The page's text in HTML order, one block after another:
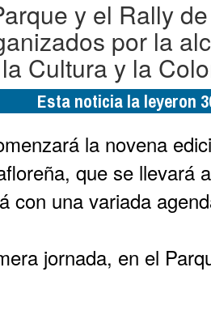
y el Rally
por la
Cultura y la
Esta noticia la leyeron
la novena
que se llevará
con una variada
jornada, en el